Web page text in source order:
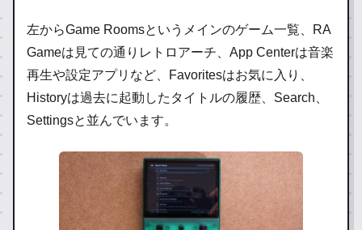
左からGame Roomsというメインのゲーム一覧、RA
Gameは見ての通りレトロアーチ、App Centerは音楽
再生や設定アプリなど、Favoritesはお気に入り、
Historyは過去に起動したタイトルの履歴、Search、
Settingsと並んでいます。